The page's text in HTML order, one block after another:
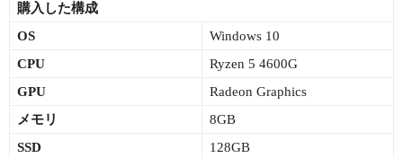
購入した構成
OS
Windows 10
CPU
Ryzen 5 4600G
GPU
Radeon Graphics
メモリ
8GB
SSD
128GB